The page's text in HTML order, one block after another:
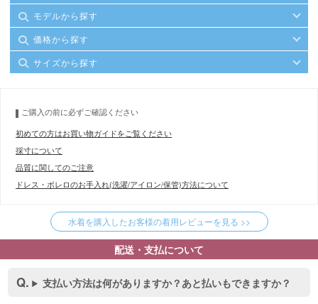
モデルから探す
価格から探す
サイズから探す
ご購入の前に必ずご確認ください
初めての方はお買い物ガイドをご覧ください
採寸について
品質に関してのご注意
ドレス・ボレロのお手入れ(洗濯/アイロン/保管)方法について
水着を購入したお客様の着用レビューを見る >>
配送・支払について
支払い方法は何がありますか？あと払いもできますか？